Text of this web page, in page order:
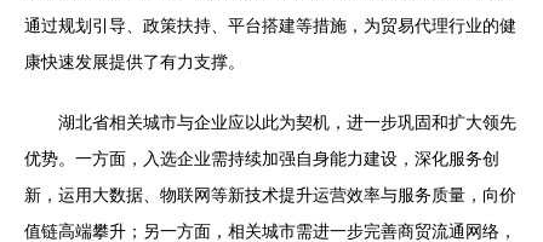
通过规划引导、政策扶持、平台搭建等措施，为贸易代理行业的健
康快速发展提供了有力支撑。
湖北省相关城市与企业应以此为契机，进一步巩固和扩大领先
优势。一方面，入选企业需持续加强自身能力建设，深化服务创
新，运用大数据、物联网等新技术提升运营效率与服务质量，向价
值链高端攀升；另一方面，相关城市需进一步完善商贸流通网络，